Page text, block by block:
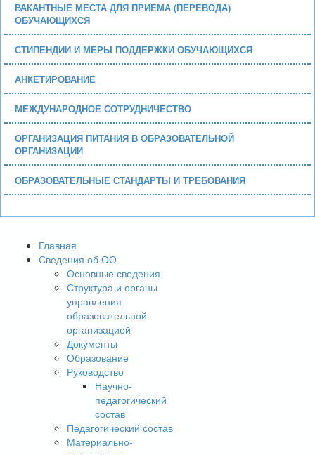
ВАКАНТНЫЕ МЕСТА ДЛЯ ПРИЕМА (ПЕРЕВОДА)
ОБУЧАЮЩИХСЯ
СТИПЕНДИИ И МЕРЫ ПОДДЕРЖКИ ОБУЧАЮЩИХСЯ
АНКЕТИРОВАНИЕ
МЕЖДУНАРОДНОЕ СОТРУДНИЧЕСТВО
ОРГАНИЗАЦИЯ ПИТАНИЯ В ОБРАЗОВАТЕЛЬНОЙ
ОРГАНИЗАЦИИ
ОБРАЗОВАТЕЛЬНЫЕ СТАНДАРТЫ И ТРЕБОВАНИЯ
Главная
Сведения об ОО
Основные сведения
Структура и органы
управления
образовательной
организацией
Документы
Образование
Руководство
Научно-
педагогический
состав
Педагогический состав
Материально-